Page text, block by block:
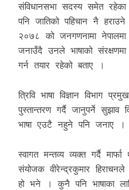
संविधानसभा सदस्य समेत
पनि जातिको पहिचान नै
२०७८ को जनगणनामा
जनाउँदै उनले भाषाको
गर्न तयार रहेको बताए ।
त्रिवि भाषा विज्ञान विभाग
पुस्तान्तरण गर्दै जानुपर्ने
भाषा एउटै नहुने पनि जनाए ।
स्वागत मन्तव्य व्यक्त गर्दै
संयोजक वीरेन्द्रकुमार हिराचनले
हो भने । कुनै पनि भाषाका